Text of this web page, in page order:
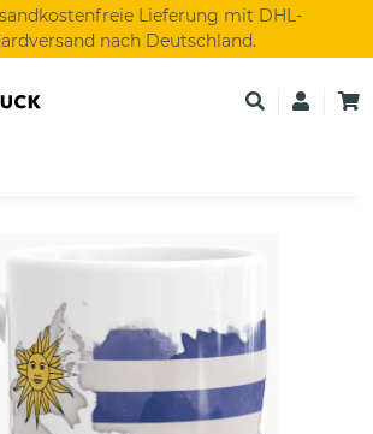
Lieferung mit DHL-
nach Deutschland.